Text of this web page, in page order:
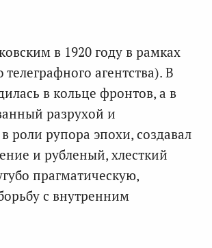
в 1920 году в рамках
агентства). В
в кольце фронтов, а в
разрухой и
роли рупора эпохи, создавал
и рубленый, хлесткий
прагматическую,
с внутренним